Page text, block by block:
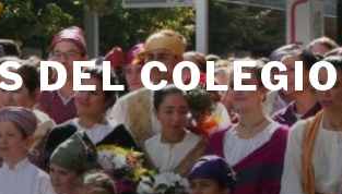
DEL COLEGIO